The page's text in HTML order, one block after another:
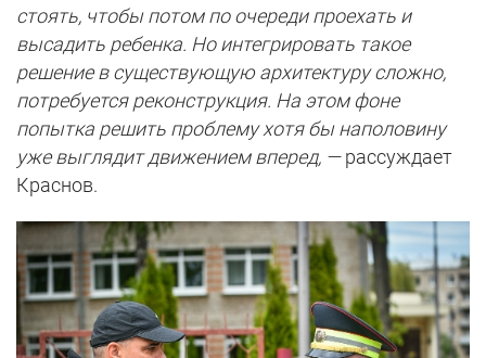
стоять, чтобы потом по очереди проехать и
высадить ребенка. Но интегрировать такое
решение в существующую архитектуру сложно,
потребуется реконструкция. На этом фоне
попытка решить проблему хотя бы наполовину
уже выглядит движением вперед, —рассуждает
Краснов.